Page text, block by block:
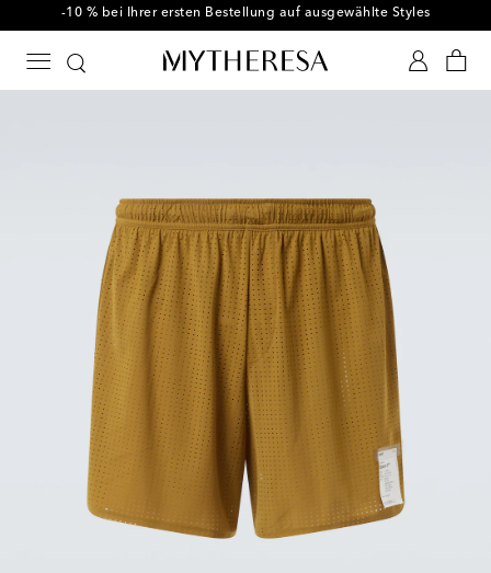
-10 % bei Ihrer ersten Bestellung auf ausgewählte Styles